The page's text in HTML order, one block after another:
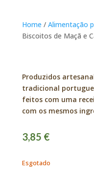
Home / Alimentação
Biscoitos de Maçã e
Produzidos
tradicional
feitos com uma
com os mesmos
3,85 €
Esgotado